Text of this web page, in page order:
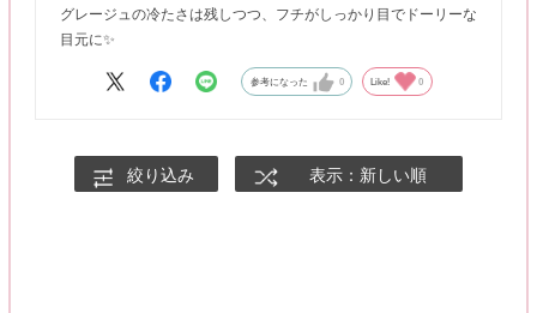
グレージュの冷たさは残しつつ、フチがしっかり目でドーリーな
目元に✨
参考になった 0 Like! 0
絞り込み 表示：新しい順